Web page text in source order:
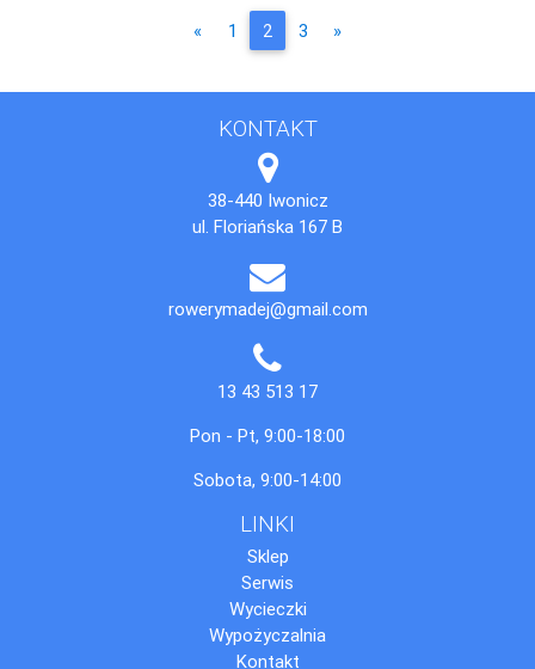
«Poprzednia
1 2 3 »Następna
KONTAKT
38-440 Iwonicz
ul. Floriańska 167 B
rowerymadej@gmail.com
13 43 513 17
Pon - Pt, 9:00-18:00
Sobota, 9:00-14:00
LINKI
Sklep
Serwis
Wycieczki
Wypożyczalnia
Kontakt